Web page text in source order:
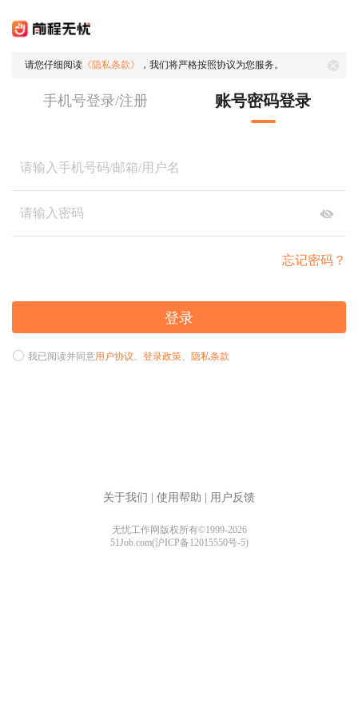
请您仔细阅读 《隐私条款》 ，我们将严格按照协议为您服务。
手机号登录/注册 账号密码登录
忘记密码？
登录
我已阅读并同意用户协议、 登录政策、 隐私条款
关于我们 使用帮助 用户反馈
无忧工作网版权所有©1999-2026
51Job.com(沪ICP备12015550号-5)